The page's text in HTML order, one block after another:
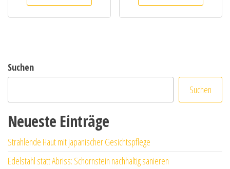
Suchen
Suchen
Neueste Einträge
Strahlende Haut mit japanischer Gesichtspflege
Edelstahl statt Abriss: Schornstein nachhaltig sanieren